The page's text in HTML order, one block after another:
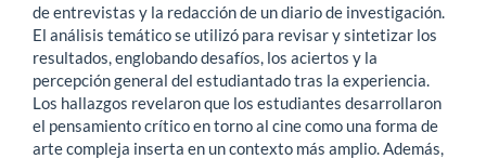
de entrevistas y la redacción de un diario de investigación.
El análisis temático se utilizó para revisar y sintetizar los
resultados, englobando desafíos, los aciertos y la
percepción general del estudiantado tras la experiencia.
Los hallazgos revelaron que los estudiantes desarrollaron
el pensamiento crítico en torno al cine como una forma de
arte compleja inserta en un contexto más amplio. Además,